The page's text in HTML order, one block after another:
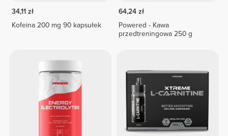
34,11 zł
Kofeina 200 mg 90 kapsułek
64,24 zł
Powered - Kawa
przedtreningowa 250 g